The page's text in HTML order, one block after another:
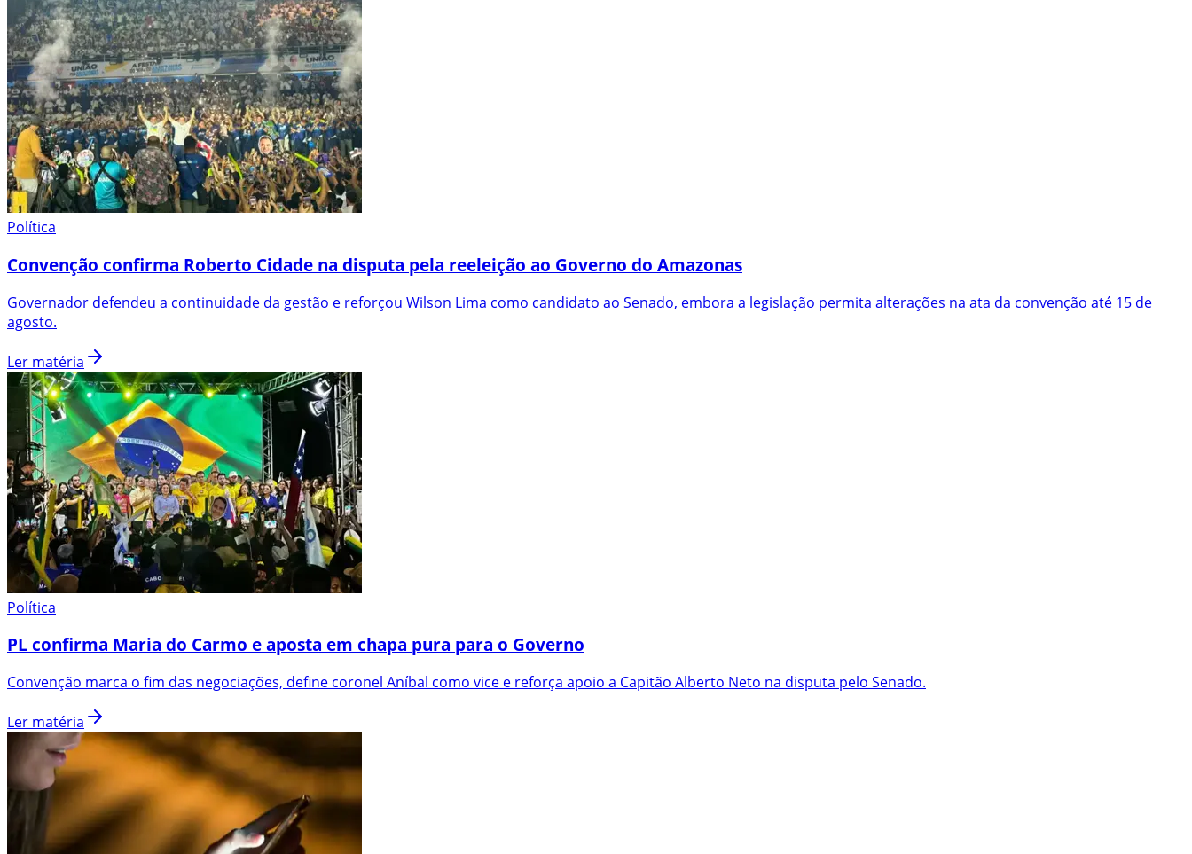
Política
Convenção confirma Roberto Cidade na disputa pela reeleição ao Governo do Amazonas
Governador defendeu a continuidade da gestão e reforçou Wilson Lima como candidato ao Senado, embora a legislação permita alterações na ata da convenção até 15 de
agosto.
Ler matéria
Política
PL confirma Maria do Carmo e aposta em chapa pura para o Governo
Convenção marca o fim das negociações, define coronel Aníbal como vice e reforça apoio a Capitão Alberto Neto na disputa pelo Senado.
Ler matéria